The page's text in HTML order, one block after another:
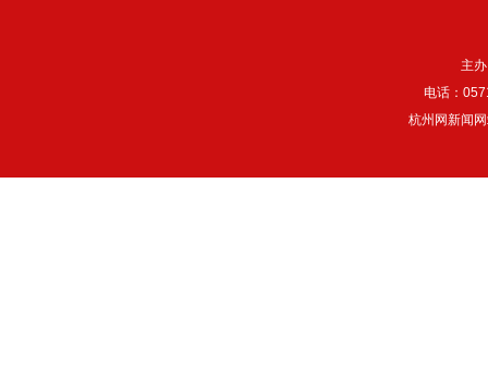
主
电话：
杭州网新闻